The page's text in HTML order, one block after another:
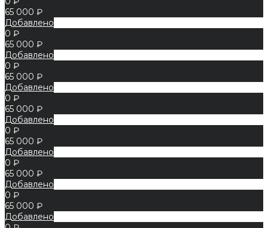
65 000 ₽
Добавлено
0 ₽
65 000 ₽
Добавлено
0 ₽
65 000 ₽
Добавлено
0 ₽
65 000 ₽
Добавлено
0 ₽
65 000 ₽
Добавлено
0 ₽
65 000 ₽
Добавлено
0 ₽
65 000 ₽
Добавлено